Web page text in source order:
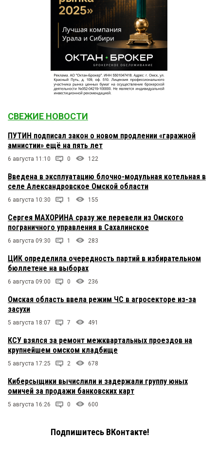
СВЕЖИЕ НОВОСТИ
ПУТИН подписал закон о новом продлении «гаражной
амнистии» ещё на пять лет
6 августа 11:10 0 122
Введена в эксплуатацию блочно-модульная котельная в
селе Александровское Омской области
6 августа 10:30 1 155
Сергея МАХОРИНА сразу же перевели из Омского
пограничного управления в Сахалинское
6 августа 09:30 1 283
ЦИК определила очередность партий в избирательном
бюллетене на выборах
6 августа 09:00 0 236
Омская область ввела режим ЧС в агросекторе из-за
засухи
5 августа 18:07 7 491
КСУ взялся за ремонт межквартальных проездов на
крупнейшем омском кладбище
5 августа 17:25 2 678
Киберсыщики вычислили и задержали группу юных
омичей за продажи банковских карт
5 августа 16:26 0 600
Подпишитесь ВКонтакте!